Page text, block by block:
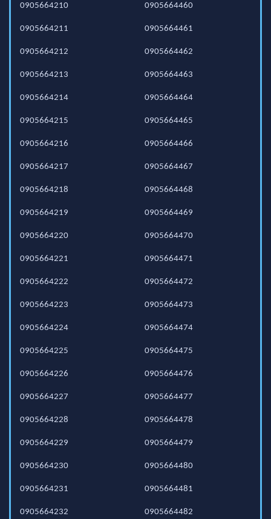
0905664210
0905664211
0905664212
0905664213
0905664214
0905664215
0905664216
0905664217
0905664218
0905664219
0905664220
0905664221
0905664222
0905664223
0905664224
0905664225
0905664226
0905664227
0905664228
0905664229
0905664230
0905664231
0905664232
0905664460
0905664461
0905664462
0905664463
0905664464
0905664465
0905664466
0905664467
0905664468
0905664469
0905664470
0905664471
0905664472
0905664473
0905664474
0905664475
0905664476
0905664477
0905664478
0905664479
0905664480
0905664481
0905664482